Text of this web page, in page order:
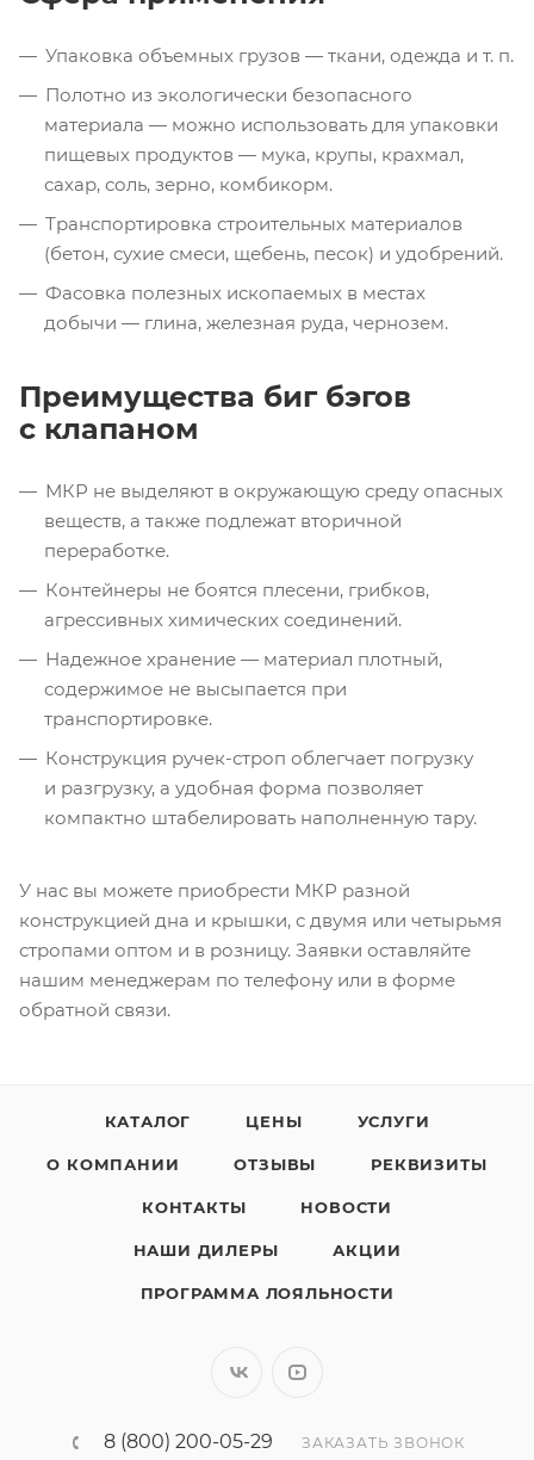
Упаковка объемных грузов — ткани, одежда и т. п.
Полотно из экологически безопасного
материала — можно использовать для упаковки
пищевых продуктов — мука, крупы, крахмал,
сахар, соль, зерно, комбикорм.
Транспортировка строительных материалов
(бетон, сухие смеси, щебень, песок) и удобрений.
Фасовка полезных ископаемых в местах
добычи — глина, железная руда, чернозем.
Преимущества биг бэгов
с клапаном
МКР не выделяют в окружающую среду опасных
веществ, а также подлежат вторичной
переработке.
Контейнеры не боятся плесени, грибков,
агрессивных химических соединений.
Надежное хранение — материал плотный,
содержимое не высыпается при
транспортировке.
Конструкция ручек-строп облегчает погрузку
и разгрузку, а удобная форма позволяет
компактно штабелировать наполненную тару.
У нас вы можете приобрести МКР разной
конструкцией дна и крышки, с двумя или четырьмя
стропами оптом и в розницу. Заявки оставляйте
нашим менеджерам по телефону или в форме
обратной связи.
КАТАЛОГ ЦЕНЫ УСЛУГИ
О КОМПАНИИ ОТЗЫВЫ РЕКВИЗИТЫ
КОНТАКТЫ НОВОСТИ
НАШИ ДИЛЕРЫ АКЦИИ
ПРОГРАММА ЛОЯЛЬНОСТИ
8 (800) 200-05-29 ЗАКАЗАТЬ ЗВОНОК